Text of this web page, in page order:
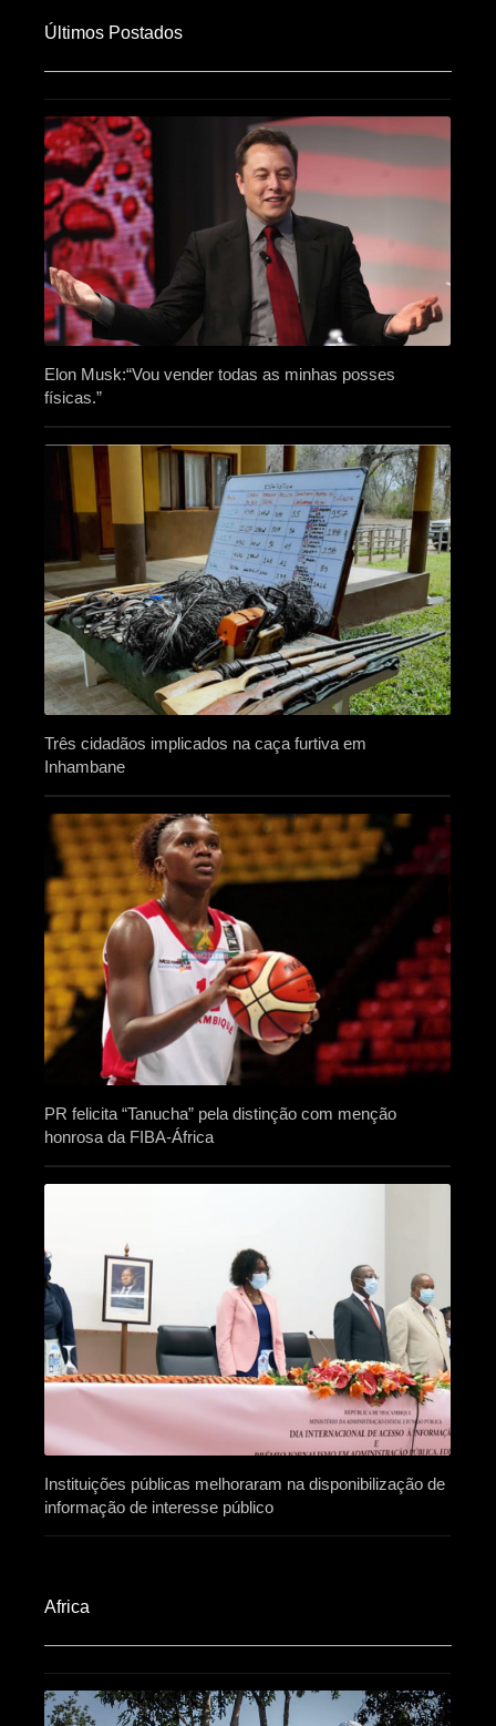
Últimos Postados
Elon Musk:“Vou vender todas as minhas posses
físicas.”
Três cidadãos implicados na caça furtiva em
Inhambane
PR felicita “Tanucha” pela distinção com menção
honrosa da FIBA-África
Instituições públicas melhoraram na disponibilização de
informação de interesse público
Africa​